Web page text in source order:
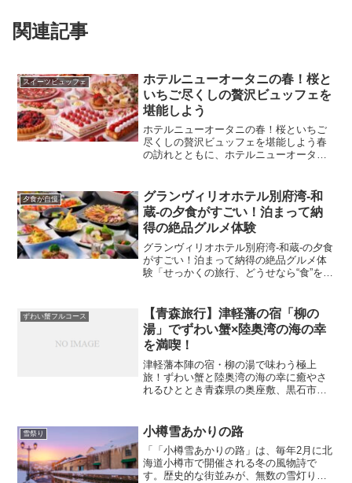
関連記事
スイーツビュッフェ
ホテルニューオータニの春！桜と
いちご尽くしの贅沢ビュッフェを
堪能しよう
ホテルニューオータニの春！桜といちご
尽くしの贅沢ビュッフェを堪能しよう春
の訪れとともに、ホテルニューオータニ
をふんだんに使った豪華スイーツビュッ
フェが開催されています。...
夕食が自慢
グランヴィリオホテル別府湾-和
蔵-の夕食がすごい！泊まって納
得の絶品グルメ体験
グランヴィリオホテル別府湾-和蔵-の夕食
がすごい！泊まって納得の絶品グルメ体
験「せっかくの旅行、どうせなら“食”を楽
ィリオホテル別府湾-和蔵-』です。中でも
注目なのが、...
ずわい蟹フルコース
【青森旅行】津軽藩の宿「柳の
湯」でずわい蟹×陸奥湾の海の幸
を満喫！
津軽藩本陣の宿・柳の湯で味わう極上
旅！ずわい蟹と陸奥湾の海の幸に癒やさ
れるひととき青森県の奥座敷、黒石市に
った由緒ある場所として、歴史好きには
たまらない旅館です。そん...
雪祭り 小樽雪あかりの路
「「小樽雪あかりの路」は、毎年2月に北
海道小樽市で開催される冬の風物詩で
す。歴史的な街並みが、無数の雪灯りや